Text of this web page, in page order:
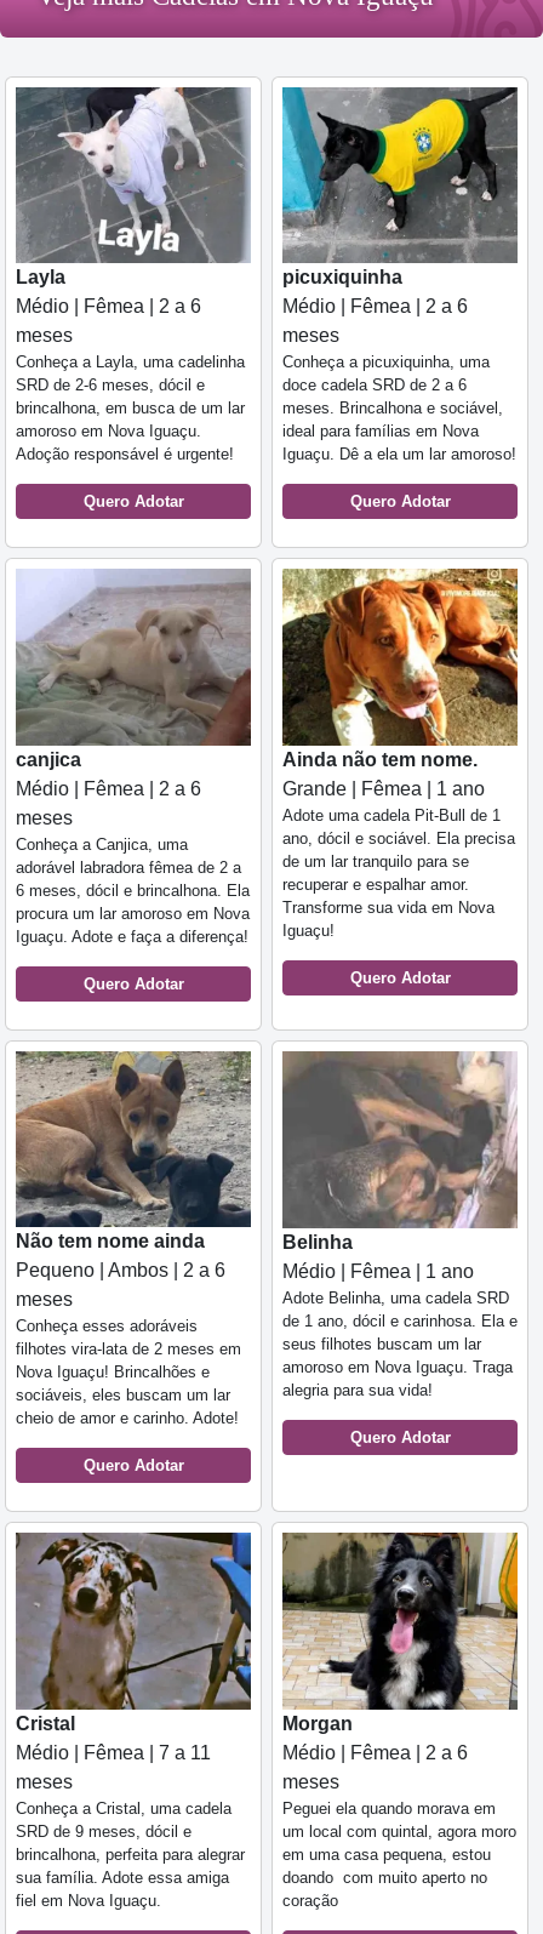
Layla
Médio | Fêmea | 2 a 6
meses
Conheça a Layla, uma cadelinha
SRD de 2-6 meses, dócil e
brincalhona, em busca de um lar
amoroso em Nova Iguaçu.
Adoção responsável é urgente!
Quero Adotar
picuxiquinha
Médio | Fêmea | 2 a 6
meses
Conheça a picuxiquinha, uma
doce cadela SRD de 2 a 6
meses. Brincalhona e sociável,
ideal para famílias em Nova
Iguaçu. Dê a ela um lar amoroso!
Quero Adotar
canjica
Médio | Fêmea | 2 a 6
meses
Conheça a Canjica, uma
adorável labradora fêmea de 2 a
6 meses, dócil e brincalhona. Ela
procura um lar amoroso em Nova
Iguaçu. Adote e faça a diferença!
Quero Adotar
Ainda não tem nome.
Grande | Fêmea | 1 ano
Adote uma cadela Pit-Bull de 1
ano, dócil e sociável. Ela precisa
de um lar tranquilo para se
recuperar e espalhar amor.
Transforme sua vida em Nova
Iguaçu!
Quero Adotar
Não tem nome ainda
Pequeno | Ambos | 2 a 6
meses
Conheça esses adoráveis
filhotes vira-lata de 2 meses em
Nova Iguaçu! Brincalhões e
sociáveis, eles buscam um lar
cheio de amor e carinho. Adote!
Quero Adotar
Belinha
Médio | Fêmea | 1 ano
Adote Belinha, uma cadela SRD
de 1 ano, dócil e carinhosa. Ela e
seus filhotes buscam um lar
amoroso em Nova Iguaçu. Traga
alegria para sua vida!
Quero Adotar
Cristal
Médio | Fêmea | 7 a 11
meses
Conheça a Cristal, uma cadela
SRD de 9 meses, dócil e
brincalhona, perfeita para alegrar
sua família. Adote essa amiga
fiel em Nova Iguaçu.
Morgan
Médio | Fêmea | 2 a 6
meses
Peguei ela quando morava em
um local com quintal, agora moro
em uma casa pequena, estou
doando com muito aperto no
coração